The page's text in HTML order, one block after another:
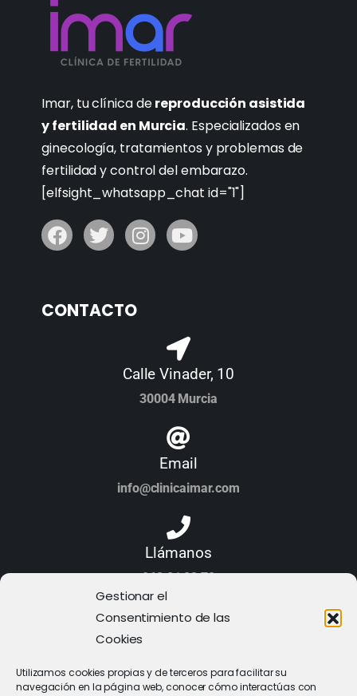
Gestionar el
Consentimiento de las
Cookies
Utilizamos cookies propias y de terceros para facilitar su
navegación en la página web, conocer cómo interactúas con
Imar, tu clínica dereproducción asistida
y fertilidad en Murcia. Especializados en
ginecología, tratamientos y problemas de
fertilidad y control del embarazo.
[elfsight_whatsapp_chat id="1"]
CONTACTO
Calle Vinader, 10
30004 Murcia
Email
info@clinicaimar.com
Llámanos
968 21 23 70